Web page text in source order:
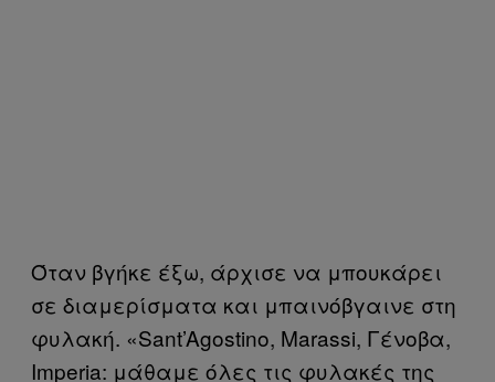
Όταν βγήκε έξω, άρχισε να μπουκάρει
σε διαμερίσματα και μπαινόβγαινε στη
φυλακή. «Sant’Agostino, Marassi, Γένοβα,
Imperia: μάθαμε όλες τις φυλακές της